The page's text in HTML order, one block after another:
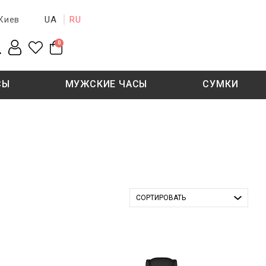
Киев UA RU
0
МУЖСКИЕ ЧАСЫ СУМКИ
СОРТИРОВАТЬ